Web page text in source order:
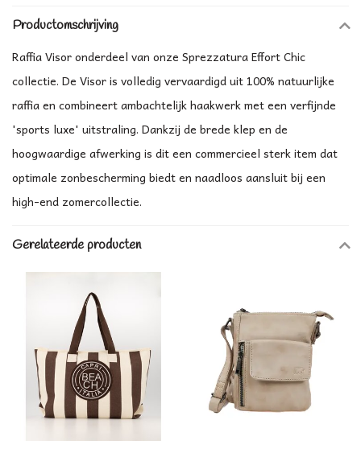
Productomschrijving
Raffia Visor onderdeel van onze Sprezzatura Effort Chic
collectie. De Visor is volledig vervaardigd uit 100% natuurlijke
raffia en combineert ambachtelijk haakwerk met een verfijnde
'sports luxe' uitstraling. Dankzij de brede klep en de
hoogwaardige afwerking is dit een commercieel sterk item dat
optimale zonbescherming biedt en naadloos aansluit bij een
high-end zomercollectie.
Gerelateerde producten